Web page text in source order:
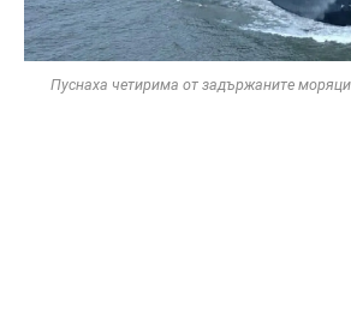
Пуснаха четирима от задържаните моряци